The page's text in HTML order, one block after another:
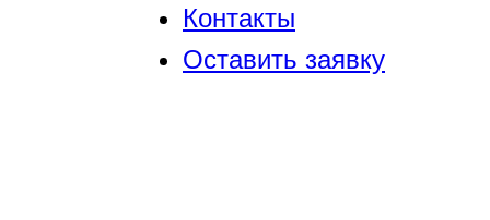
Контакты
Оставить заявку